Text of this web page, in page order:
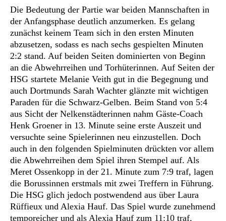
Die Bedeutung der Partie war beiden Mannschaften in
der Anfangsphase deutlich anzumerken. Es gelang
zunächst keinem Team sich in den ersten Minuten
abzusetzen, sodass es nach sechs gespielten Minuten
2:2 stand. Auf beiden Seiten dominierten von Beginn
an die Abwehrreihen und Torhüterinnen. Auf Seiten der
HSG startete Melanie Veith gut in die Begegnung und
auch Dortmunds Sarah Wachter glänzte mit wichtigen
Paraden für die Schwarz-Gelben. Beim Stand von 5:4
aus Sicht der Nelkenstädterinnen nahm Gäste-Coach
Henk Groener in 13. Minute seine erste Auszeit und
versuchte seine Spielerinnen neu einzustellen. Doch
auch in den folgenden Spielminuten drückten vor allem
die Abwehrreihen dem Spiel ihren Stempel auf. Als
Meret Ossenkopp in der 21. Minute zum 7:9 traf, lagen
die Borussinnen erstmals mit zwei Treffern in Führung.
Die HSG glich jedoch postwendend aus über Laura
Rüffieux und Alexia Hauf. Das Spiel wurde zunehmend
temporeicher und als Alexia Hauf zum 11:10 traf,